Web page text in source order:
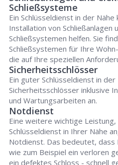
Schließsysteme
Ein Schlüsseldienst in der Nähe
Installation von Schließanlagen
Schließsystemen helfen. Sie
Schließsystemen für Ihre
die auf Ihre speziellen
Sicherheitsschlösser
Ein guter Schlüsseldienst in
Sicherheitsschlösser inklusive
und Wartungsarbeiten an.
Notdienst
Eine weitere wichtige Leistung,
Schlüsseldienst in Ihrer Nähe
Notdienst. Das bedeutet, dass
wie zum Beispiel ein verloren
ein defektes Schloss - schnell